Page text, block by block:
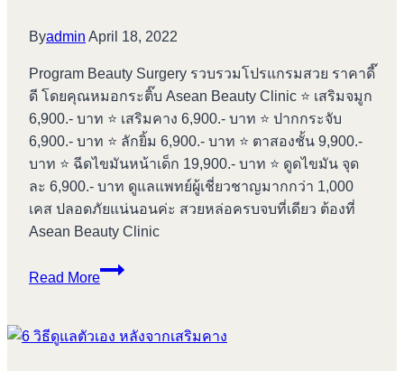
Byadmin April 18, 2022
Program Beauty Surgery รวบรวมโปรแกรมสวย ราคาดี๊
ดี โดยคุณหมอกระติ๊บ Asean Beauty Clinic ⭐️ เสริมจมูก
6,900.- บาท ⭐️ เสริมคาง 6,900.- บาท ⭐️ ปากกระจับ
6,900.- บาท ⭐️ ลักยิ้ม 6,900.- บาท ⭐️ ตาสองชั้น 9,900.-
บาท ⭐️ ฉีดไขมันหน้าเด็ก 19,900.- บาท ⭐️ ดูดไขมัน จุด
ละ 6,900.- บาท ดูแลแพทย์ผู้เชี่ยวชาญมากกว่า 1,000
เคส ปลอดภัยแน่นอนค่ะ สวยหล่อครบจบที่เดียว ต้องที่
Asean Beauty Clinic
Read More
Program